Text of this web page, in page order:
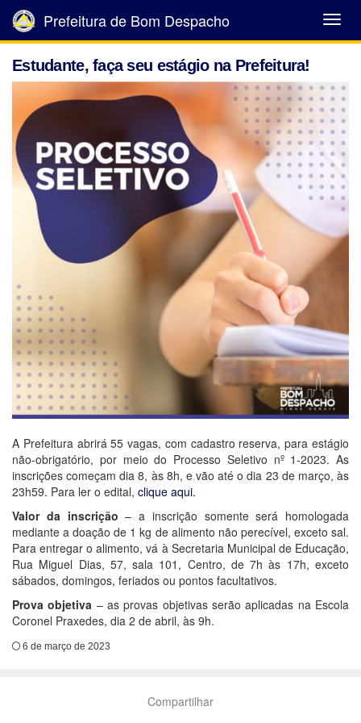
Abrir
Menu
Prefeitura de Bom Despacho
Estudante, faça seu estágio na Prefeitura!
A Prefeitura abrirá 55 vagas, com cadastro reserva, para estágio
não-obrigatório, por meio do Processo Seletivo nº 1-2023. As
inscrições começam dia 8, às 8h, e vão até o dia 23 de março, às
23h59. Para ler o edital, clique aqui.
Valor da inscrição – a inscrição somente será homologada
mediante a doação de 1 kg de alimento não perecível, exceto sal.
Para entregar o alimento, vá à Secretaria Municipal de Educação,
Rua Miguel Dias, 57, sala 101, Centro, de 7h às 17h, exceto
sábados, domingos, feriados ou pontos facultativos.
Prova objetiva – as provas objetivas serão aplicadas na Escola
Coronel Praxedes, dia 2 de abril, às 9h.
6 de março de 2023
Compartilhar